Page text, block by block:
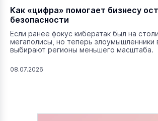
Как «цифра» помогает бизнесу
безопасности
Если ранее фокус кибератак был на
мегаполисы, но теперь злоумышленники
выбирают регионы меньшего масштаба.
08.07.2026